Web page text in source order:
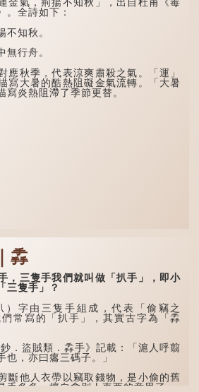
易注意到卻又幾乎遍布全身
的毛髮。毳毛的密度因人而
。全詩如下：
知秋。
行舟。
秋季，代表涼爽肅殺之氣。「運」
寫大暑的酷熱阻礙金氣流轉。「大暑
寫炎熱阻滯了季節更替。
掱
三隻手我們就叫做「扒手」，即小
三隻手」？
字由三隻手組成，代表「偷竊之
常寫的「扒手」，其實古字為「掱
盜賊類．掱手》記載：「滬人呼翦
，亦曰癟三碼子。」
他人衣帶以竊取錢物，是小偷的舊
手多多，擅自拿別人東西的意思了...